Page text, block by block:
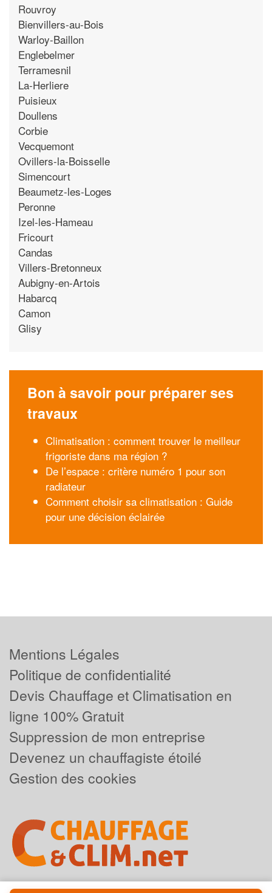
Rouvroy
Bienvillers-au-Bois
Warloy-Baillon
Englebelmer
Terramesnil
La-Herliere
Puisieux
Doullens
Corbie
Vecquemont
Ovillers-la-Boisselle
Simencourt
Beaumetz-les-Loges
Peronne
Izel-les-Hameau
Fricourt
Candas
Villers-Bretonneux
Aubigny-en-Artois
Habarcq
Camon
Glisy
Bon à savoir pour préparer ses
travaux
Climatisation : comment trouver le meilleur
frigoriste dans ma région ?
De l’espace : critère numéro 1 pour son
radiateur
Comment choisir sa climatisation : Guide
pour une décision éclairée
Mentions Légales
Politique de confidentialité
Devis Chauffage et Climatisation en
ligne 100% Gratuit
Suppression de mon entreprise
Devenez un chauffagiste étoilé
Gestion des cookies